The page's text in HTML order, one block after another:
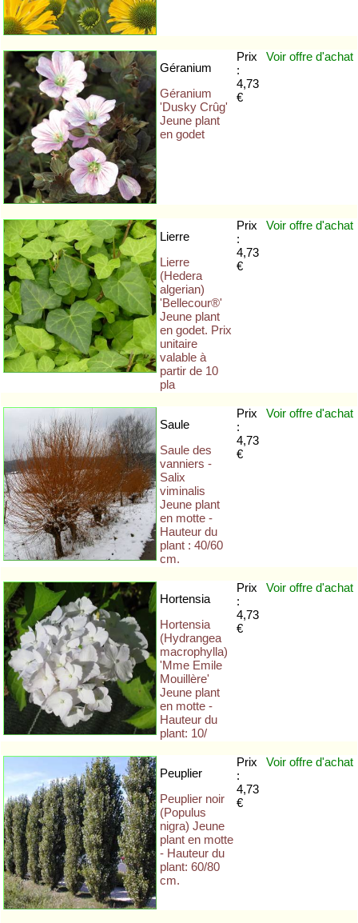
Géranium
Géranium
'Dusky Crûg'
Jeune plant
en godet
Prix
:
4,73
€
Voir offre d'achat
Lierre
Lierre
(Hedera
algerian)
'Bellecour®'
Jeune plant
en godet. Prix
unitaire
valable à
partir de 10
pla
Prix
:
4,73
€
Voir offre d'achat
Saule
Saule des
vanniers -
Salix
viminalis
Jeune plant
en motte -
Hauteur du
plant : 40/60
cm.
Prix
:
4,73
€
Voir offre d'achat
Hortensia
Hortensia
(Hydrangea
macrophylla)
'Mme Emile
Mouillère'
Jeune plant
en motte -
Hauteur du
plant: 10/
Prix
:
4,73
€
Voir offre d'achat
Peuplier
Peuplier noir
(Populus
nigra) Jeune
plant en motte
- Hauteur du
plant: 60/80
cm.
Prix
:
4,73
€
Voir offre d'achat